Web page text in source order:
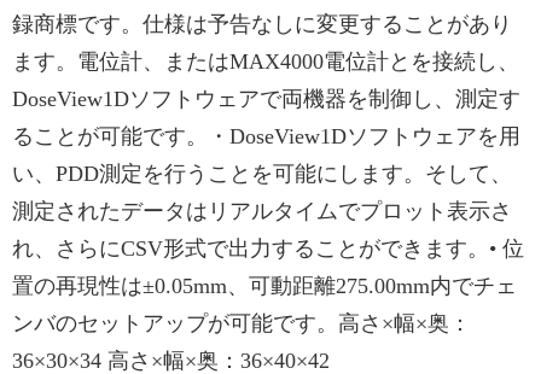
録商標です。仕様は予告なしに変更することがあり
ます。電位計、またはMAX4000電位計とを接続し、
DoseView1Dソフトウェアで両機器を制御し、測定す
ることが可能です。・DoseView1Dソフトウェアを用
い、PDD測定を行うことを可能にします。そして、
測定されたデータはリアルタイムでプロット表示さ
れ、さらにCSV形式で出力することができます。• 位
置の再現性は±0.05mm、可動距離275.00mm内でチェ
ンバのセットアップが可能です。高さ×幅×奥：
36×30×34 高さ×幅×奥：36×40×42